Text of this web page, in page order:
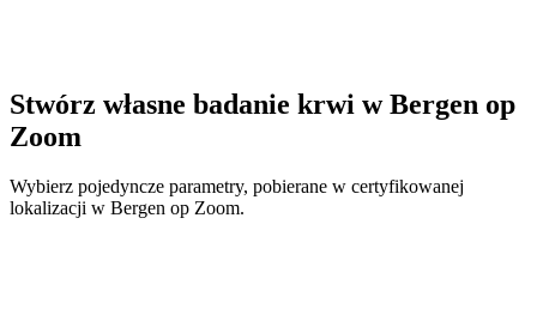
Stwórz własne badanie krwi w Bergen op
Zoom
Wybierz pojedyncze parametry, pobierane w certyfikowanej
lokalizacji w Bergen op Zoom.